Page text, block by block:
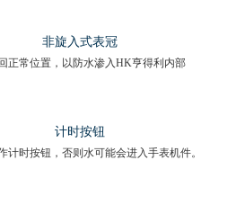
非旋入式表冠
正常位置，以防水渗入HK亨得利内部
计时按钮
计时按钮，否则水可能会进入手表机件。